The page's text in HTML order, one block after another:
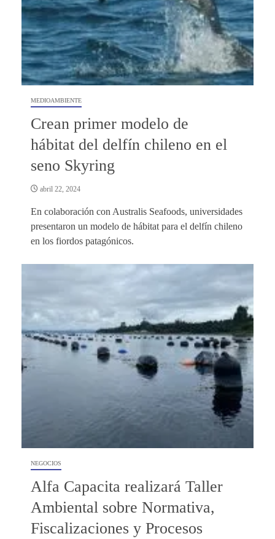
MEDIOAMBIENTE
Crean primer modelo de
hábitat del delfín chileno en el
seno Skyring
abril 22, 2024
En colaboración con Australis Seafoods, universidades
presentaron un modelo de hábitat para el delfín chileno
en los fiordos patagónicos.
NEGOCIOS
Alfa Capacita realizará Taller
Ambiental sobre Normativa,
Fiscalizaciones y Procesos